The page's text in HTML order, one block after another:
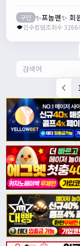
구인 ✨프놈펜✨ 회
민수킹덤조회수 3266